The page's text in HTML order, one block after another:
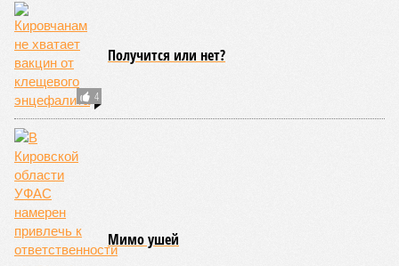
4
Получится или нет?
Мимо ушей